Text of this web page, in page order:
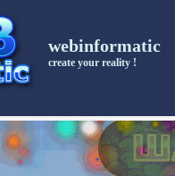
webinformatic
create your reality !